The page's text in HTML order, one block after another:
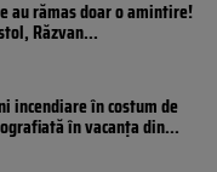
au rămas doar o amintire!
Răzvan...
incendiare în costum de
în vacanța din...